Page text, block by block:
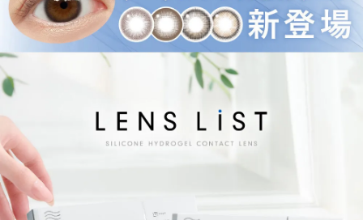
y）を展開。
高機能と快適なつけ心地を両立した、「毎日つけたい」コンタク
トレンズです。